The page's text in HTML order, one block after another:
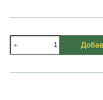
количество
за
Шапка
козирка